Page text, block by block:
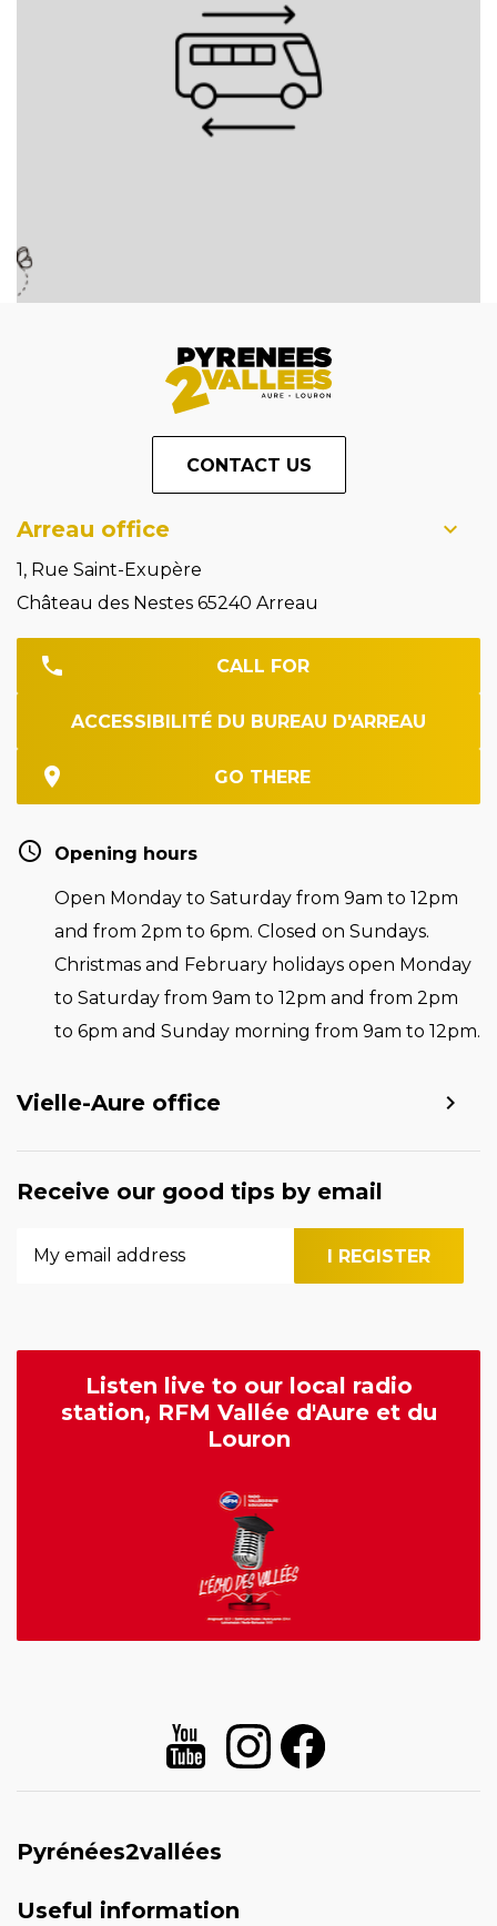
CONTACT US
Arreau office
1, Rue Saint-Exupère
Château des Nestes 65240 Arreau
CALL FOR
ACCESSIBILITÉ DU BUREAU D'ARREAU
GO THERE
Opening hours
Open Monday to Saturday from 9am to 12pm
and from 2pm to 6pm. Closed on Sundays.
Christmas and February holidays open Monday
to Saturday from 9am to 12pm and from 2pm
to 6pm and Sunday morning from 9am to 12pm.
Vielle-Aure office
Receive our good tips by email
Listen live to our local radio
station, RFM Vallée d'Aure et du
Louron
Pyrénées2vallées
Useful information